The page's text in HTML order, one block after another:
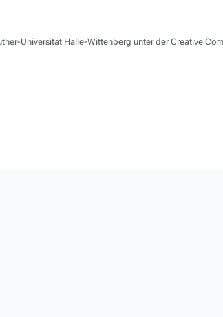
Universität Halle-Wittenberg unter der Creative